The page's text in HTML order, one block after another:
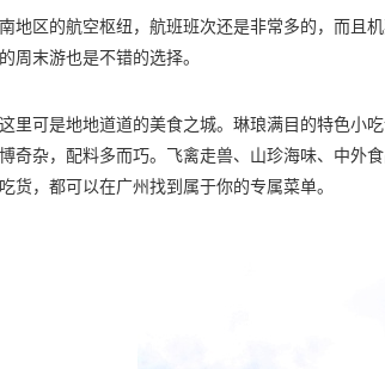
地区的航空枢纽，航班班次还是非常多的，而且
周末游也是不错的选择。
里可是地地道道的美食之城。琳琅满目的特色小
奇杂，配料多而巧。飞禽走兽、山珍海味、中外
货，都可以在广州找到属于你的专属菜单。